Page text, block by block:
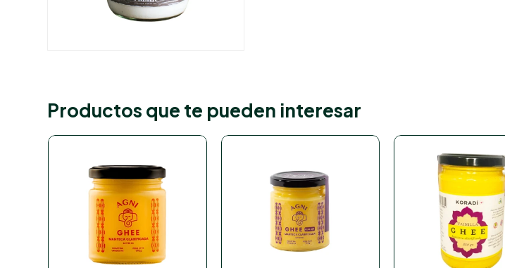
Productos que te pueden interesar